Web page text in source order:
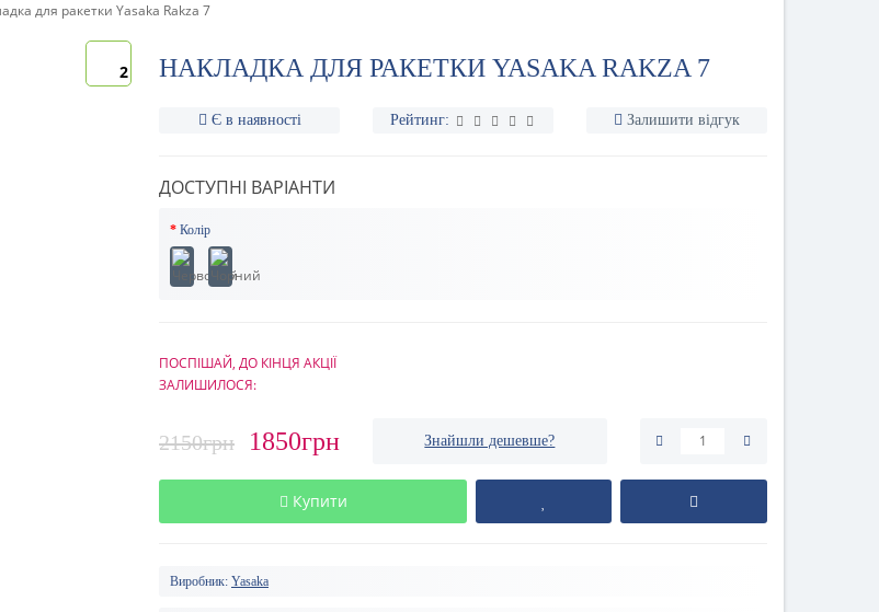
для ракетки Yasaka Rakza 7
2 НАКЛАДКА ДЛЯ РАКЕТКИ YASAKA RAKZA 7
Є в наявності Рейтинг: Залишити відгук
ДОСТУПНІ ВАРІАНТИ
Колір
ПОСПІШАЙ, ДО КІНЦЯ АКЦІЇ
ЗАЛИШИЛОСЯ:
2150грн 1850грн Знайшли дешевше?
Купити
Виробник: Yasaka